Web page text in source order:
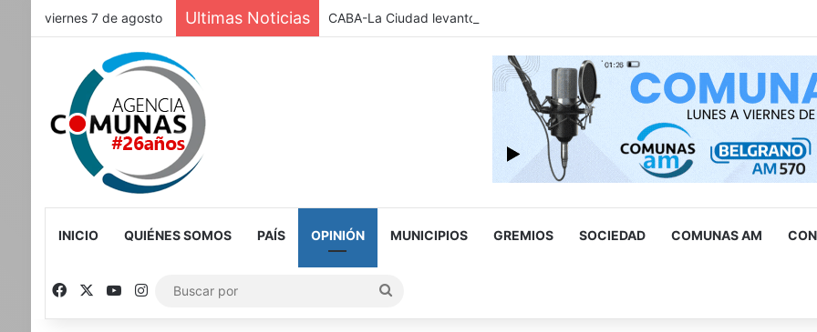
viernes 7 de agosto Ultimas Noticias CABA-La Ciudad levantó cerca de 500 estacionamientos truchos para personas
INICIO QUIÉNES SOMOS PAÍS OPINIÓN MUNICIPIOS GREMIOS SOCIEDAD COMUNAS AM
FacebookYouTube
Instagram
por